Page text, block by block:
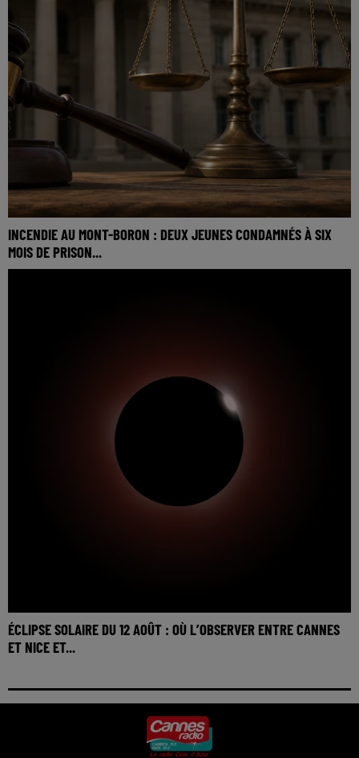
INCENDIE AU MONT-BORON : DEUX JEUNES CONDAMNÉS À SIX
MOIS DE PRISON...
ÉCLIPSE SOLAIRE DU 12 AOÛT : OÙ L’OBSERVER ENTRE CANNES
ET NICE ET...